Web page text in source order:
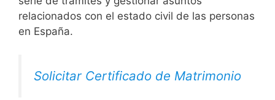
relacionados con el estado civil de las personas
en España.
Solicitar Certificado de Matrimonio